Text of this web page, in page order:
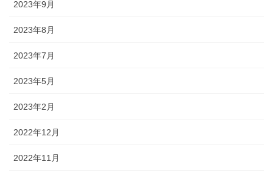
2023年9月
2023年8月
2023年7月
2023年5月
2023年2月
2022年12月
2022年11月